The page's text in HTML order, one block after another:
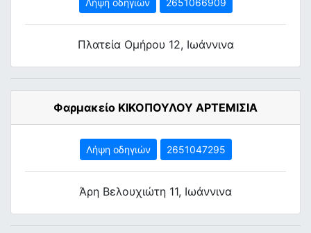
Λήψη οδηγιών 2651066909
Πλατεία Ομήρου 12, Ιωάννινα
Φαρμακείο ΚΙΚΟΠΟΥΛΟΥ ΑΡΤΕΜΙΣΙΑ
Λήψη οδηγιών 2651047295
Άρη Βελουχιώτη 11, Ιωάννινα